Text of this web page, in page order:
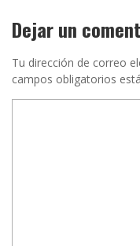
Dejar un
Tu dirección de correo
campos obligatorios